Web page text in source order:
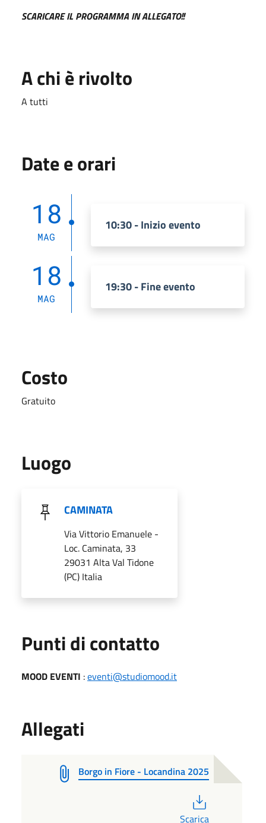
SCARICARE IL PROGRAMMA IN ALLEGATO!!
A chi è rivolto
A tutti
Date e orari
18
MAG
10:30 - Inizio evento
18
MAG
19:30 - Fine evento
Costo
Gratuito
Luogo
CAMINATA
Via Vittorio Emanuele -
Loc. Caminata, 33
29031 Alta Val Tidone
(PC) Italia
Punti di contatto
MOOD EVENTI :eventi@studiomood.it
Allegati
Borgo in Fiore - Locandina 2025
Scarica